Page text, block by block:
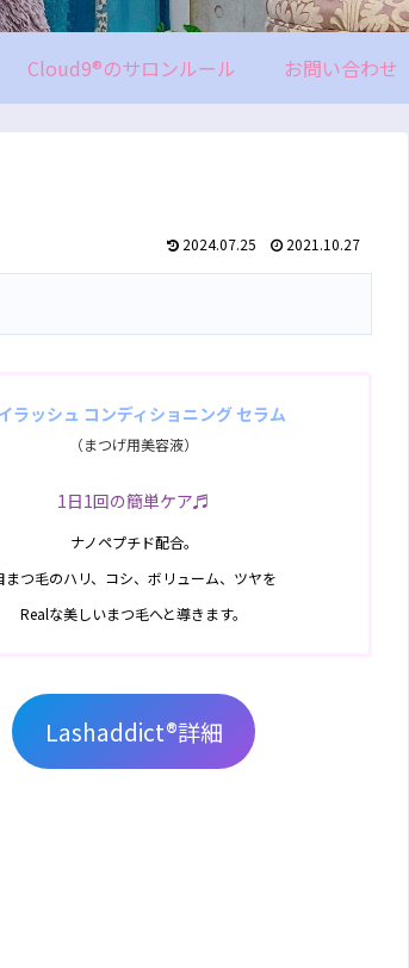
Cloud9®のサロンルール お問い合わせ
2024.07.25 2021.10.27
ラッシュ コンディショニング セラム
（まつげ用美容液）
1日1回の簡単ケア♬
ナノペプチド配合。
まつ毛のハリ、コシ、ボリューム、ツヤを
Realな美しいまつ毛へと導きます。
Lashaddict®︎詳細